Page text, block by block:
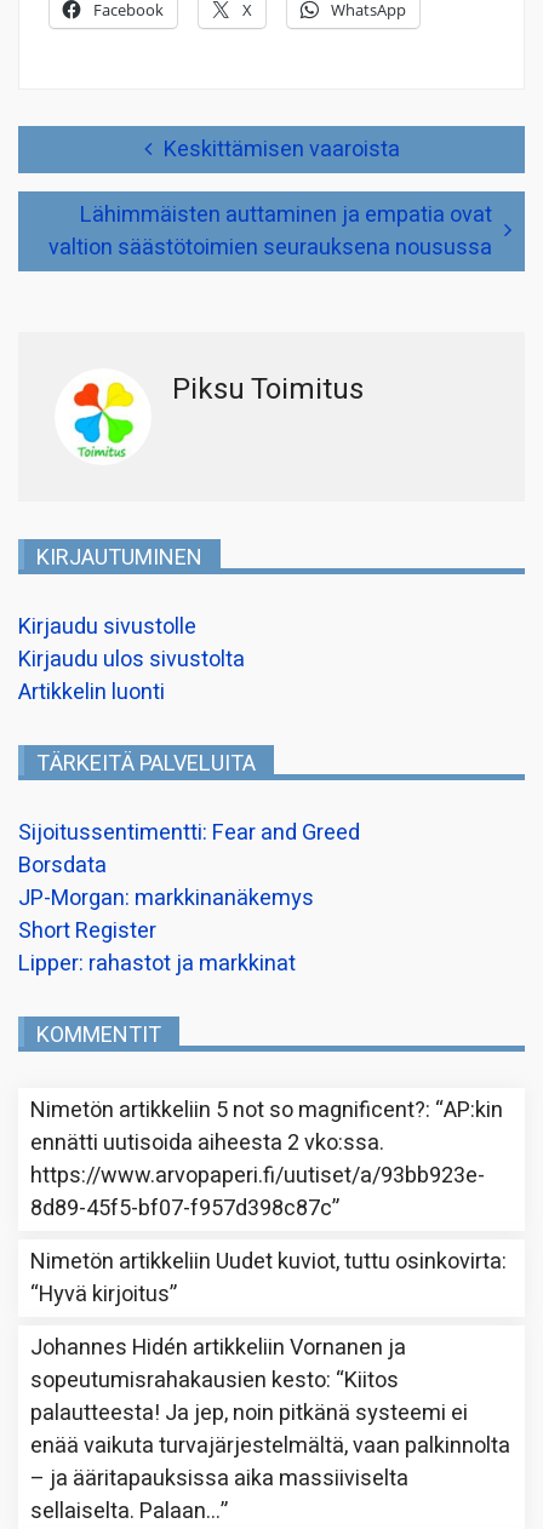
Facebook X WhatsApp
Keskittämisen vaaroista
Lähimmäisten auttaminen ja empatia ovat
valtion säästötoimien seurauksena nousussa
Piksu Toimitus
KIRJAUTUMINEN
Kirjaudu sivustolle
Kirjaudu ulos sivustolta
Artikkelin luonti
TÄRKEITÄ PALVELUITA
Sijoitussentimentti: Fear and Greed
Borsdata
JP-Morgan: markkinanäkemys
Short Register
Lipper: rahastot ja markkinat
KOMMENTIT
Nimetön artikkeliin 5 not so magnificent?: “AP:kin
ennätti uutisoida aiheesta 2 vko:ssa.
https://www.arvopaperi.fi/uutiset/a/93bb923e-
8d89-45f5-bf07-f957d398c87c”
Nimetön artikkeliin Uudet kuviot, tuttu osinkovirta:
“Hyvä kirjoitus”
Johannes Hidén artikkeliinVornanen ja
sopeutumisrahakausien kesto: “Kiitos
palautteesta! Ja jep, noin pitkänä systeemi ei
enää vaikuta turvajärjestelmältä, vaan palkinnolta
– ja ääritapauksissa aika massiiviselta
sellaiselta. Palaan…”